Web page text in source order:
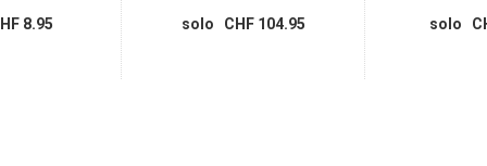
8.95 solo CHF 104.95 solo